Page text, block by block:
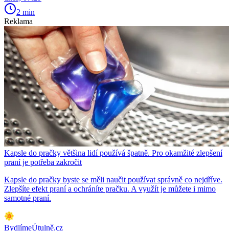
2 min
Reklama
Kapsle do pračky většina lidí používá špatně. Pro okamžité zlepšení
praní je potřeba zakročit
Kapsle do pračky byste se měli naučit používat správně co nejdříve.
Zlepšíte efekt praní a ochráníte pračku. A využít je můžete i mimo
samotné praní.
BydlímeÚtulně.cz